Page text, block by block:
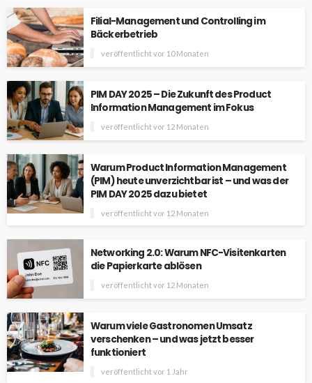
Filial-Management und Controlling im
Bäckerbetrieb
veröffentlicht vor 10 Monaten
PIM DAY 2025 – Die Zukunft des Product
Information Management im Fokus
veröffentlicht vor 12 Monaten
Warum Product Information Management
(PIM) heute unverzichtbar ist – und was der
PIM DAY 2025 dazu bietet
veröffentlicht vor 12 Monaten
Networking 2.0: Warum NFC-Visitenkarten
die Papierkarte ablösen
veröffentlicht vor 12 Monaten
Warum viele Gastronomen Umsatz
verschenken – und was jetzt besser
funktioniert
veröffentlicht vor 1 Jahr